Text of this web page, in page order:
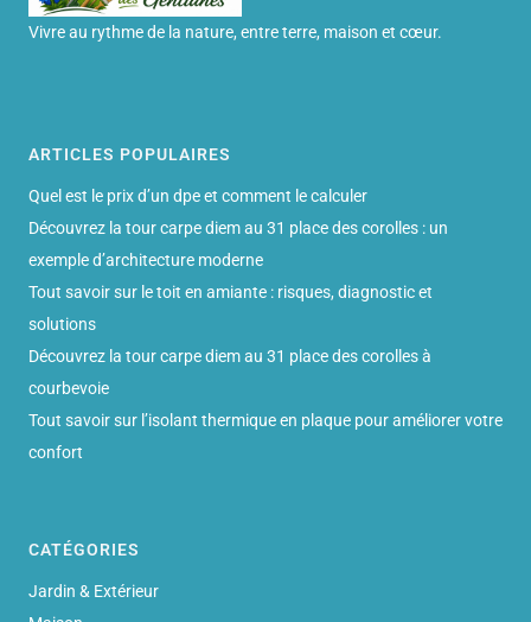
Vivre au rythme de la nature, entre terre, maison et cœur.
ARTICLES POPULAIRES
Quel est le prix d’un dpe et comment le calculer
Découvrez la tour carpe diem au 31 place des corolles : un
exemple d’architecture moderne
Tout savoir sur le toit en amiante : risques, diagnostic et
solutions
Découvrez la tour carpe diem au 31 place des corolles à
courbevoie
Tout savoir sur l’isolant thermique en plaque pour améliorer votre
confort
CATÉGORIES
Jardin & Extérieur